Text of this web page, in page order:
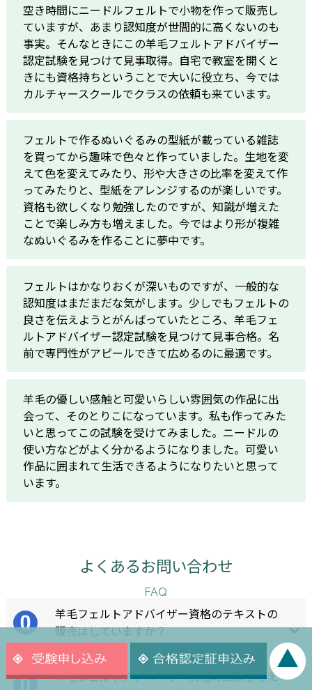
空き時間にニードルフェルトで小物を作って販売し
ていますが、あまり認知度が世間的に高くないのも
事実。そんなときにこの羊毛フェルトアドバイザー
認定試験を見つけて見事取得。自宅で教室を開くと
きにも資格持ちということで大いに役立ち、今では
カルチャースクールでクラスの依頼も来ています。
フェルトで作るぬいぐるみの型紙が載っている雑誌
を買ってから趣味で色々と作っていました。生地を変
えて色を変えてみたり、形や大きさの比率を変えて作
ってみたりと、型紙をアレンジするのが楽しいです。
資格も欲しくなり勉強したのですが、知識が増えた
ことで楽しみ方も増えました。今ではより形が複雑
なぬいぐるみを作ることに夢中です。
フェルトはかなりおくが深いものですが、一般的な
認知度はまだまだな気がします。少しでもフェルトの
良さを伝えようとがんばっていたところ、羊毛フェ
ルトアドバイザー認定試験を見つけて見事合格。名
前で専門性がアピールできて広めるのに最適です。
羊毛の優しい感触と可愛いらしい雰囲気の作品に出
会って、そのとりこになっています。私も作ってみた
いと思ってこの試験を受けてみました。ニードルの
使い方などがよく分かるようになりました。可愛い
作品に囲まれて生活できるようになりたいと思って
います。
よくあるお問い合わせ
FAQ
羊毛フェルトアドバイザー資格のテキストの
販売はしていますか？
羊毛フェルトアドバイザー資格の試験を考え